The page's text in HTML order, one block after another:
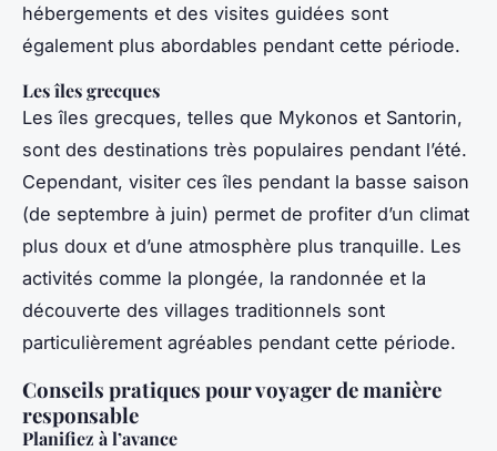
hébergements et des visites guidées sont
également plus abordables pendant cette période.
Les îles grecques
Les îles grecques, telles que Mykonos et Santorin,
sont des destinations très populaires pendant l’été.
Cependant, visiter ces îles pendant la basse saison
(de septembre à juin) permet de profiter d’un climat
plus doux et d’une atmosphère plus tranquille. Les
activités comme la plongée, la randonnée et la
découverte des villages traditionnels sont
particulièrement agréables pendant cette période.
Conseils pratiques pour voyager de manière
responsable
Planifiez à l’avance